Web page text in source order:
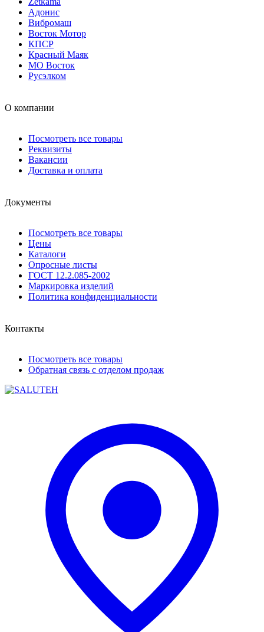
Адонис
Вибромаш
Восток Мотор
КПСР
Красный Маяк
МО Восток
Русэлком
О компании
Посмотреть все товары
Реквизиты
Вакансии
Доставка и оплата
Документы
Посмотреть все товары
Цены
Каталоги
Опросные листы
ГОСТ 12.2.085-2002
Маркировка изделий
Политика конфиденциальности
Контакты
Посмотреть все товары
Обратная связь с отделом продаж